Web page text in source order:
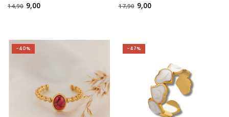
14,90 9,00 17,90 9,00
-40% -47%